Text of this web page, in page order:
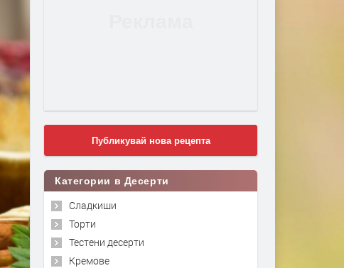
Публикувай нова рецепта
Категории в Десерти
Сладкиши
Торти
Тестени десерти
Кремове